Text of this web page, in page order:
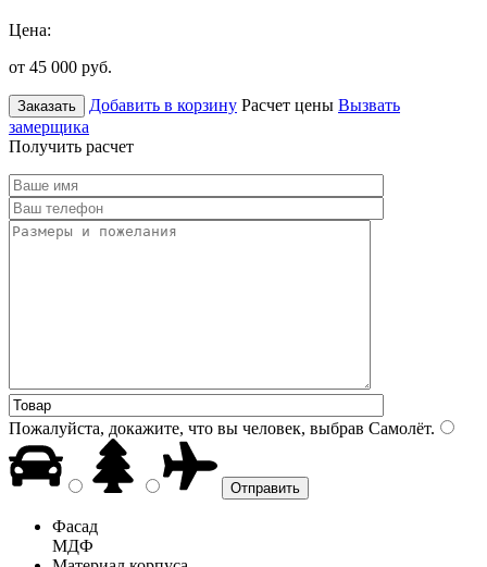
Цена:
от 45 000 руб.
Заказать Добавить в корзину Расчет цены Вызвать
замерщика
Получить расчет
Пожалуйста, докажите, что вы человек, выбрав Самолёт.
Фасад
МДФ